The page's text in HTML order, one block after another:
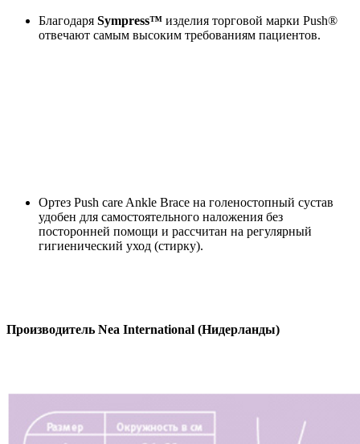
Благодаря Sympress™ изделия торговой марки Push®
отвечают самым высоким требованиям пациентов.
Ортез Push care Ankle Brace на голеностопный сустав
удобен для самостоятельного наложения без
посторонней помощи и рассчитан на регулярный
гигиенический уход (стирку).
Производитель Nea International (Нидерланды)